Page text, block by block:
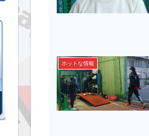
ホットな情報